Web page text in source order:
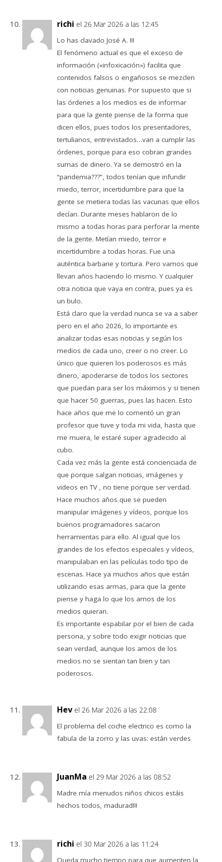
richi el 26 Mar 2026 a las 12:45
Lo has clavado José A. !!!
El fenómeno actual es que el exceso de
información («infoxicación») facilita que
contenidos falsos o engañosos se mezclen
con noticias genuinas. Por supuesto que si
las órdenes a los medios es de informar
para que la gente piense de la forma que
dicen ellos, pues todos los presentadores,
tertulianos, entrevistados…van a cumplir las
órdenes, porque para eso cobran grandes
sumas de dinero. Ya se demostró en la
“pandemia???”, todos tenían que infundir
miedo, terror, incertidumbre para que la
gente se metiera todas las vacunas que ellos
decían. Durante meses hablaron de lo
mismo a todas horas para perforar la mente
de la gente. Metían miedo, terror e
incertidumbre a todas horas. Fue una
auténtica barbarie y tortura. Pero vamos que
llevan años haciendo lo mismo. Y cualquier
otra noticia que vaya en contra, pues ya es
un bulo.
Está claro que la verdad nunca se va a saber
pero en el año 2026, lo importante es
analizar todas esas noticias y según los
medios de cada uno, creer o no creer. Lo
único que quieren los poderosos es más
dinero, apoderarse de todos los sectores
que puedan para ser los máximos y si tienen
que hacer 50 guerras, pues las hacen. Esto
hace años que me lo comentó un gran
profesor que tuve y toda mi vida, hasta que
me muera, le estaré super agradecido al
cubo.
Cada vez más la gente está concienciada de
que porque salgan noticias, imágenes y
videos en TV , no tiene porque ser verdad.
Hace muchos años que se pueden
manipular imágenes y vídeos, porque los
buenos programadores sacaron
herramientas para ello. Al igual que los
grandes de los efectos especiales y vídeos,
manipulaban en las películas todo tipo de
escenas. Hace ya muchos años que están
utilizando esas armas, para que la gente
piense y haga lo que los amos de los
medios quieran.
Es importante espabilar por el bien de cada
persona, y sobre todo exigir noticias que
sean verdad, aunque los amos de los
medios no se sientan tan bien y tan
poderosos.
Hev el 26 Mar 2026 a las 22:08
El problema del coche electrico es como la
fabula de la zorro y las uvas: están verdes
JuanMa el 29 Mar 2026 a las 08:52
Madre mía menudos niños chicos estáis
hechos todos, madurad!!!
richi el 30 Mar 2026 a las 11:24
Queda mucho tiempo para que aumenten la